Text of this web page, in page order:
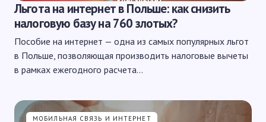
Льгота на интернет в Польше: как снизить
налоговую базу на 760 злотых?
Пособие на интернет — одна из самых популярных льгот
в Польше, позволяющая производить налоговые вычеты
в рамках ежегодного расчета…
МОБИЛЬНАЯ СВЯЗЬ И ИНТЕРНЕТ